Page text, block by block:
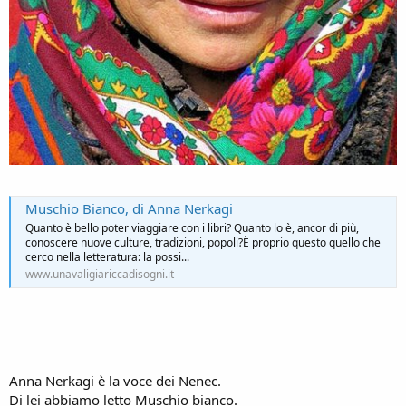
Muschio Bianco, di Anna Nerkagi
Quanto è bello poter viaggiare con i libri? Quanto lo è, ancor di più,
conoscere nuove culture, tradizioni, popoli?È proprio questo quello che
cerco nella letteratura: la possi...
www.unavaligiariccadisogni.it
Anna Nerkagi è la voce dei Nenec.
Di lei abbiamo letto Muschio bianco.